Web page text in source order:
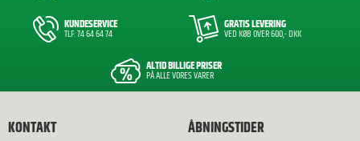
KUNDESERVICE
TLF: 74 64 64 74
GRATIS LEVERING
VED KØB OVER 600,- DKK
ALTID BILLIGE PRISER
PÅ ALLE VORES VARER
KONTAKT ÅBNINGSTIDER